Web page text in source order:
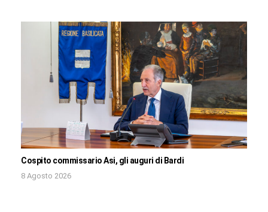
Cospito commissario Asi, gli auguri di Bardi
8 Agosto 2026